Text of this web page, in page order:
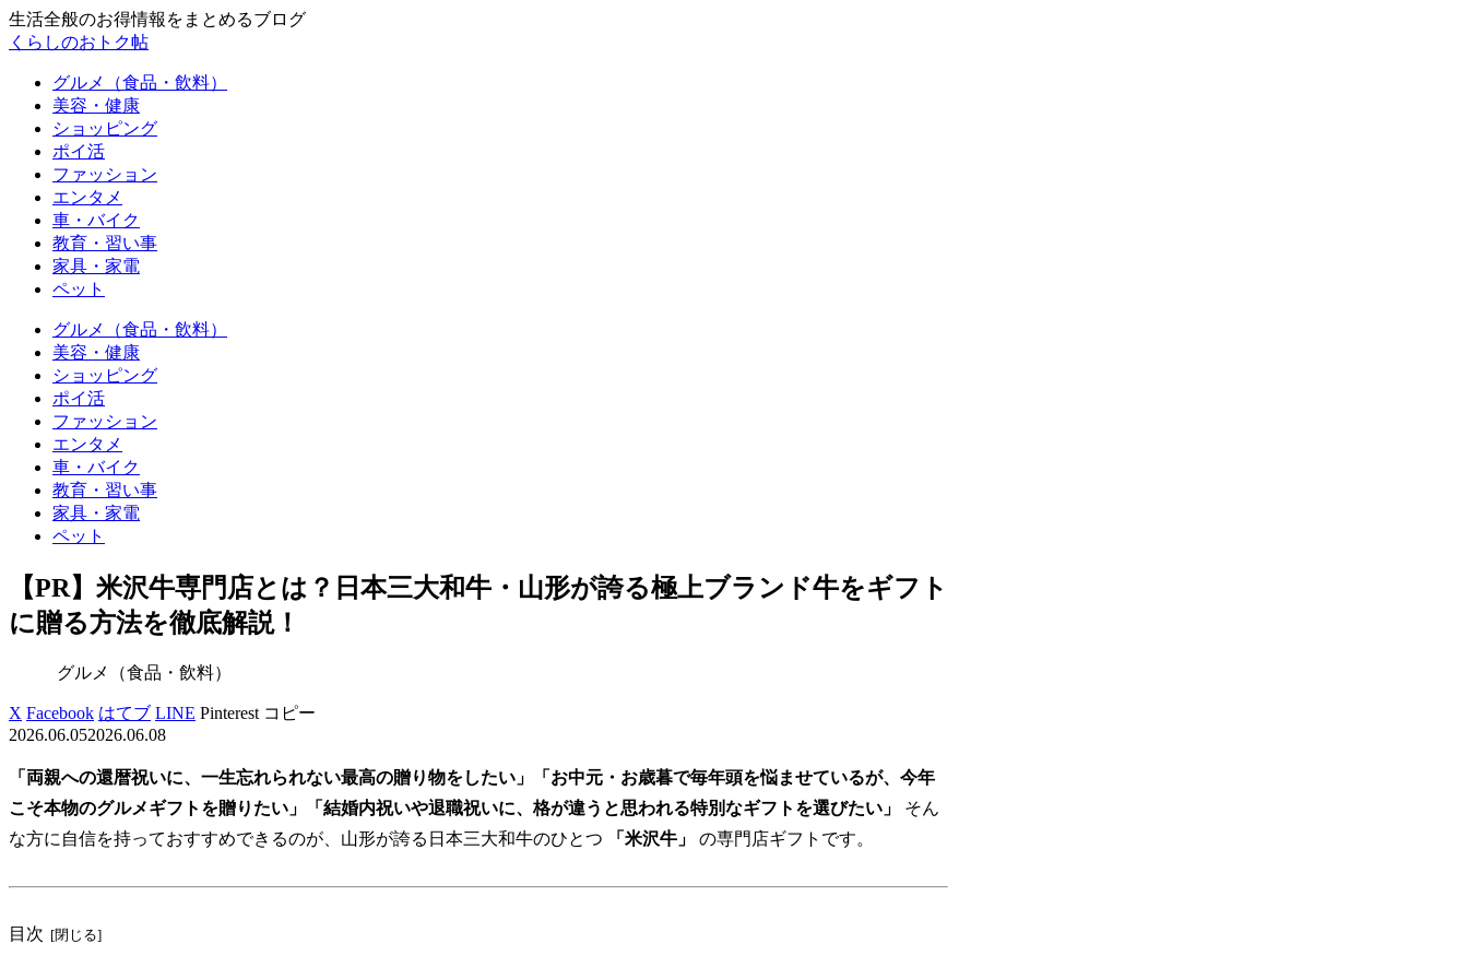
生活全般のお得情報をまとめるブログ
くらしのおトク帖
グルメ（食品・飲料）
美容・健康
ショッピング
ポイ活
ファッション
エンタメ
車・バイク
教育・習い事
家具・家電
ペット
グルメ（食品・飲料）
美容・健康
ショッピング
ポイ活
ファッション
エンタメ
車・バイク
教育・習い事
家具・家電
ペット
【PR】米沢牛専門店とは？日本三大和牛・山形が誇る極上ブランド牛をギフト
に贈る方法を徹底解説！
グルメ（食品・飲料）
X Facebook はてブ LINE Pinterest コピー
2026.06.052026.06.08
「両親への還暦祝いに、一生忘れられない最高の贈り物をしたい」「お中元・お歳暮で毎年頭を悩ませているが、今年
こそ本物のグルメギフトを贈りたい」「結婚内祝いや退職祝いに、格が違うと思われる特別なギフトを選びたい」
そん
な方に自信を持っておすすめできるのが、山形が誇る日本三大和牛のひとつ
「米沢牛」 の専門店ギフトです。
目次